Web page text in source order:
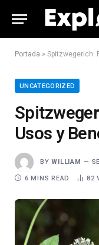
Portada » Spitzwegerich:
UNCATEGORIZED
Usos y
BY WILLIAM
6 MINS READ 82